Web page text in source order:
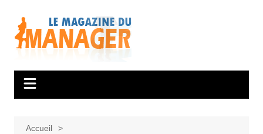
contenu
Accueil